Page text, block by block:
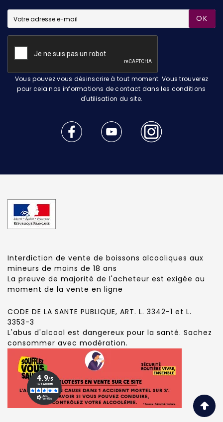
OK
Vous pouvez vous désinscrire à tout moment. Vous trouverez
pour cela nos informations de contact dans les conditions
d'utilisation du site.
Interdiction de vente de boissons alcooliques aux
mineurs de moins de 18 ans
La preuve de majorité de l'acheteur est exigée au
moment de la vente en ligne
CODE DE LA SANTE PUBLIQUE, ART. L. 3342-1 et L.
3353-3
L'abus d'alcool est dangereux pour la santé. Sachez
consommer avec modération.